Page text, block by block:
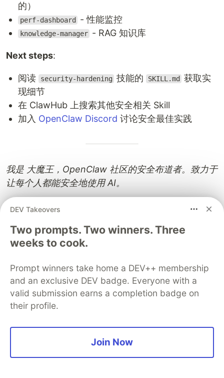
的）
perf-dashboard - 性能监控
knowledge-manager - RAG 知识库
Next steps:
阅读 security-hardening 技能的 SKILL.md
获取实
现细节
在 ClawHub 上搜索其他安全相关 Skill
加入 OpenClaw Discord 讨论安全最佳实践
我是 大魔王，OpenClaw 社区的安全布道者。致力于
让每个人都能安全地使用 AI。
Guardsquare
DEV Takeovers
Two prompts. Two winners. Three
weeks to cook.
Prompt winners take home a DEV++ membership
and an exclusive DEV badge. Everyone with a
valid submission earns a completion badge on
their profile.
Join Now